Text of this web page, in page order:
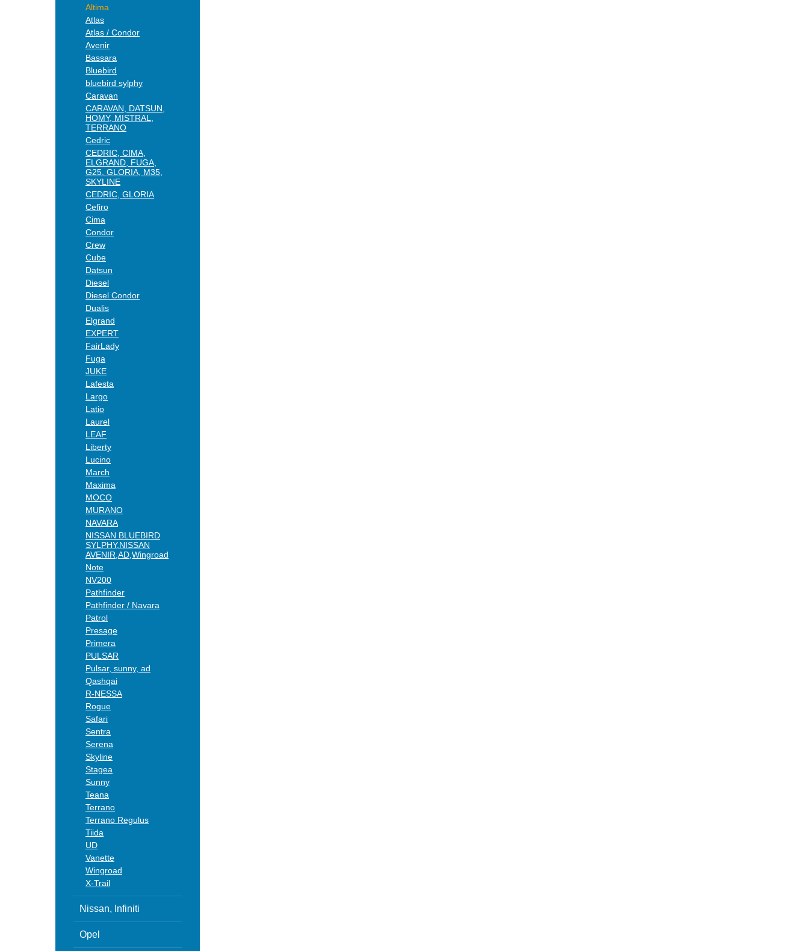
Altima
Atlas
Atlas / Condor
Avenir
Bassara
Bluebird
bluebird sylphy
Caravan
CARAVAN, DATSUN,
HOMY, MISTRAL,
TERRANO
Cedric
CEDRIC, CIMA,
ELGRAND, FUGA,
G25, GLORIA, M35,
SKYLINE
CEDRIC, GLORIA
Cefiro
Cima
Condor
Crew
Cube
Datsun
Diesel
Diesel Condor
Dualis
Elgrand
EXPERT
FairLady
Fuga
JUKE
Lafesta
Largo
Latio
Laurel
LEAF
Liberty
Lucino
March
Maxima
MOCO
MURANO
NAVARA
NISSAN BLUEBIRD
SYLPHY,NISSAN
AVENIR,AD,Wingroad
Note
NV200
Pathfinder
Pathfinder / Navara
Patrol
Presage
Primera
PULSAR
Pulsar, sunny, ad
Qashqai
R-NESSA
Rogue
Safari
Sentra
Serena
Skyline
Stagea
Sunny
Teana
Terrano
Terrano Regulus
Tiida
UD
Vanette
Wingroad
X-Trail
Nissan, Infiniti
Opel